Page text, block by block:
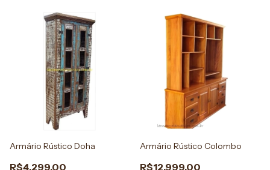
Armário Rústico Doha
R$4.299,00
Armário Rústico Colombo
R$12.999,00